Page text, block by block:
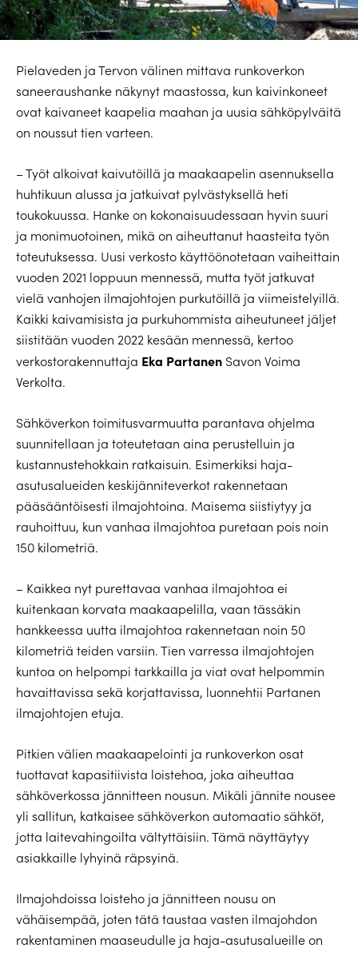
Pielaveden ja Tervon välinen mittava runkoverkon
saneeraushanke näkynyt maastossa, kun kaivinkoneet
ovat kaivaneet kaapelia maahan ja uusia sähköpylväitä
on noussut tien varteen.
– Työt alkoivat kaivutöillä ja maakaapelin asennuksella
huhtikuun alussa ja jatkuivat pylvästyksellä heti
toukokuussa. Hanke on kokonaisuudessaan hyvin suuri
ja monimuotoinen, mikä on aiheuttanut haasteita työn
toteutuksessa. Uusi verkosto käyttöönotetaan vaiheittain
vuoden 2021 loppuun mennessä, mutta työt jatkuvat
vielä vanhojen ilmajohtojen purkutöillä ja viimeistelyillä.
Kaikki kaivamisista ja purkuhommista aiheutuneet jäljet
siistitään vuoden 2022 kesään mennessä, kertoo
verkostorakennuttaja Eka Partanen Savon Voima
Verkolta.
Sähköverkon toimitusvarmuutta parantava ohjelma
suunnitellaan ja toteutetaan aina perustelluin ja
kustannustehokkain ratkaisuin. Esimerkiksi haja-
asutusalueiden keskijänniteverkot rakennetaan
pääsääntöisesti ilmajohtoina. Maisema siistiytyy ja
rauhoittuu, kun vanhaa ilmajohtoa puretaan pois noin
150 kilometriä.
– Kaikkea nyt purettavaa vanhaa ilmajohtoa ei
kuitenkaan korvata maakaapelilla, vaan tässäkin
hankkeessa uutta ilmajohtoa rakennetaan noin 50
kilometriä teiden varsiin. Tien varressa ilmajohtojen
kuntoa on helpompi tarkkailla ja viat ovat helpommin
havaittavissa sekä korjattavissa, luonnehtii Partanen
ilmajohtojen etuja.
Pitkien välien maakaapelointi ja runkoverkon osat
tuottavat kapasitiivista loistehoa, joka aiheuttaa
sähköverkossa jännitteen nousun. Mikäli jännite nousee
yli sallitun, katkaisee sähköverkon automaatio sähköt,
jotta laitevahingoilta vältyttäisiin. Tämä näyttäytyy
asiakkaille lyhyinä räpsyinä.
Ilmajohdoissa loisteho ja jännitteen nousu on
vähäisempää, joten tätä taustaa vasten ilmajohdon
rakentaminen maaseudulle ja haja-asutusalueille on